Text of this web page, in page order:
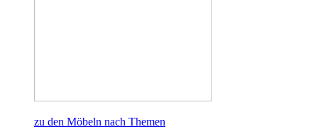
zu den Möbeln nach Themen